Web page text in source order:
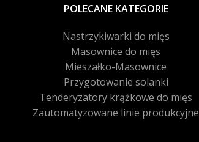
POLECANE KATEGORIE
Nastrzykiwarki do mięs
Masownice do mięs
Mieszałko-Masownice
Przygotowanie solanki
Tenderyzatory krążkowe do mięs
Zautomatyzowane linie produkcyjne